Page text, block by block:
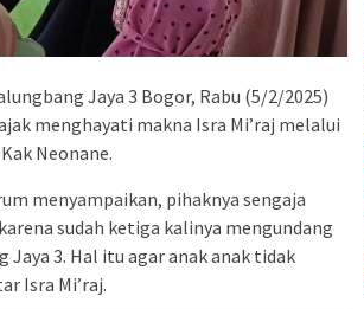
Jaya 3 Bogor, Rabu (5/2/2025)
menghayati makna Isra Mi’raj melalui
Neonane.
menyampaikan, pihaknya sengaja
sudah ketiga kalinya mengundang
Jaya 3. Hal itu agar anak anak tidak
Isra Mi’raj.